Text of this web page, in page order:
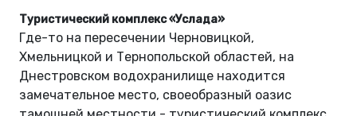
Туристический комплекс «Услада»
Где-то на пересечении Черновицкой,
Хмельницкой и Тернопольской областей, на
Днестровском водохранилище находится
замечательное место, своеобразный оазис